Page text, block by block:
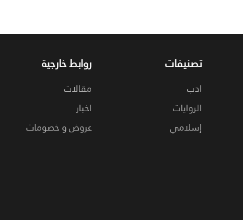
تصنيفات
ادب
الروايات
إسلامي
روابط خارجية
مقالات
اخبار
عروض و خصومات